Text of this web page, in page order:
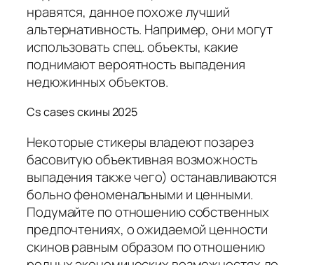
нравятся, данное похоже лучший
альтернативность. Например, они могут
использовать спец. объекты, какие
поднимают вероятность выпадения
недюжинных объектов.
Cs cases скины 2025
Некоторые стикеры владеют позарез
басовитую объективная возможность
выпадения также чего) останавливаются
больно феноменальными и ценными.
Подумайте по отношению собственных
предпочтениях, о ожидаемой ценности
скинов равным образом по отношению